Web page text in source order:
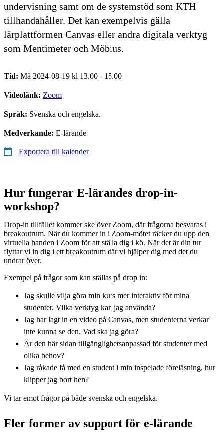
undervisning samt om de systemstöd som KTH
tillhandahåller. Det kan exempelvis gälla
lärplattformen Canvas eller andra digitala verktyg
som Mentimeter och Möbius.
Tid: Må 2024-08-19 kl 13.00 - 15.00
Videolänk: Zoom
Språk: Svenska och engelska.
Medverkande: E-lärande
Exportera till kalender
Hur fungerar E-lärandes drop-in-
workshop?
Drop-in tillfället kommer ske över Zoom, där frågorna besvaras i
breakoutrum. När du kommer in i Zoom-mötet räcker du upp den
virtuella handen i Zoom för att ställa dig i kö. När det är din tur
flyttar vi in dig i ett breakoutrum där vi hjälper dig med det du
undrar över.
Exempel på frågor som kan ställas på drop in:
Jag skulle vilja göra min kurs mer interaktiv för mina
studenter. Vilka verktyg kan jag använda?
Jag har lagt in en video på Canvas, men studenterna verkar
inte kunna se den. Vad ska jag göra?
Är den här sidan tillgänglighetsanpassad för studenter med
olika behov?
Jag råkade få med en student i min inspelade föreläsning, hur
klipper jag bort hen?
Vi tar emot frågor på både svenska och engelska.
Fler former av support för e-lärande